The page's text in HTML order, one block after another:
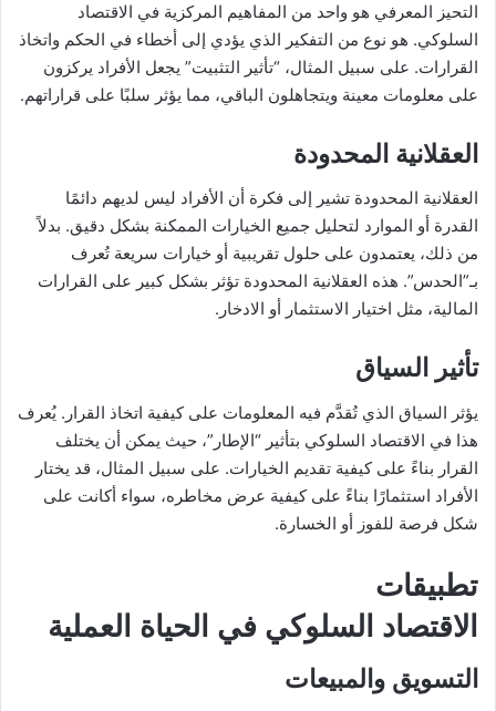
التحيز المعرفي هو واحد من المفاهيم المركزية في الاقتصاد
السلوكي. هو نوع من التفكير الذي يؤدي إلى أخطاء في الحكم واتخاذ
القرارات. على سبيل المثال، “تأثير التثبيت” يجعل الأفراد يركزون
على معلومات معينة ويتجاهلون الباقي، مما يؤثر سلبًا على قراراتهم.
العقلانية المحدودة
العقلانية المحدودة تشير إلى فكرة أن الأفراد ليس لديهم دائمًا
القدرة أو الموارد لتحليل جميع الخيارات الممكنة بشكل دقيق. بدلاً
من ذلك، يعتمدون على حلول تقريبية أو خيارات سريعة تُعرف
بـ”الحدس”. هذه العقلانية المحدودة تؤثر بشكل كبير على القرارات
المالية، مثل اختيار الاستثمار أو الادخار.
تأثير السياق
يؤثر السياق الذي تُقدَّم فيه المعلومات على كيفية اتخاذ القرار. يُعرف
هذا في الاقتصاد السلوكي بتأثير “الإطار”، حيث يمكن أن يختلف
القرار بناءً على كيفية تقديم الخيارات. على سبيل المثال، قد يختار
الأفراد استثمارًا بناءً على كيفية عرض مخاطره، سواء أكانت على
شكل فرصة للفوز أو الخسارة.
تطبيقات
الاقتصاد السلوكي في الحياة العملية
التسويق والمبيعات